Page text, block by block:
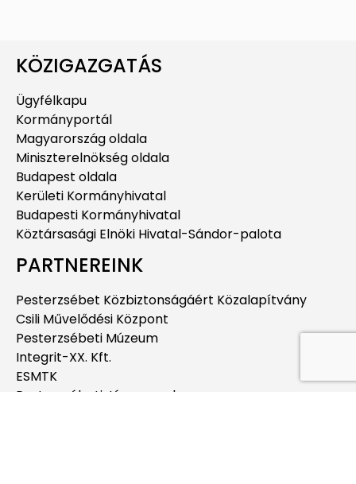
KÖZIGAZGATÁS
Ügyfélkapu
Kormányportál
Magyarország oldala
Miniszterelnökség oldala
Budapest oldala
Kerületi Kormányhivatal
Budapesti Kormányhivatal
Köztársasági Elnöki Hivatal-Sándor-palota
PARTNEREINK
Pesterzsébet Közbiztonságáért Közalapítvány
Csili Művelődési Központ
Pesterzsébeti Múzeum
Integrit-XX. Kft.
ESMTK
Pesterzsébeti Jégcsarnok